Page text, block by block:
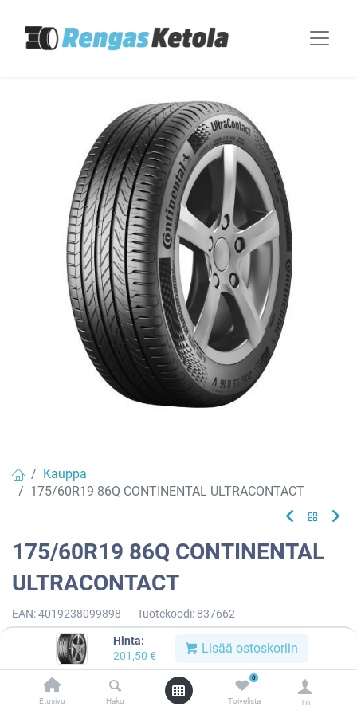
Hinta:
201,50 € Lisää ostoskoriin
Etusivu Haku
0
Toivelista Tili
Kauppa
175/60R19 86Q CONTINENTAL ULTRACONTACT
175/60R19 86Q CONTINENTAL
ULTRACONTACT
EAN:4019238099898 Tuotekoodi: 837662
201,50€ / kpl
Toimittajilla (kotimaa):
Saatavilla
Toimitusaika:3 arkipäivää